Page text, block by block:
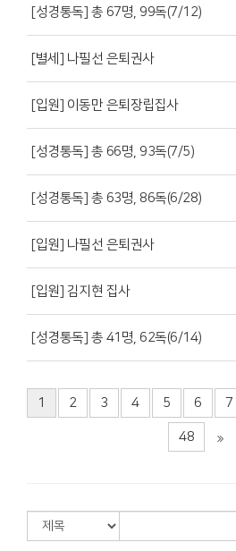
[성경통독] 총 67명, 99독(7/12)
[별세] 나필선 은퇴권사
[입원] 이동만 은퇴장립집사
[성경통독] 총 66명, 93독(7/5)
[성경통독] 총 63명, 86독(6/28)
[입원] 나필선 은퇴권사
[입원] 김지현 집사
[성경통독] 총 41명, 62독(6/14)
1 2 3 4 5 6 7
48